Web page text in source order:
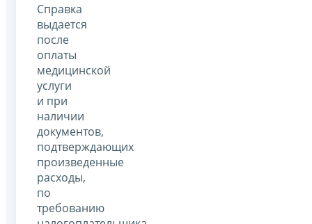
Справка
выдается
после
оплаты
медицинской
услуги
и при
наличии
документов,
подтверждающих
произведенные
расходы,
по
требованию